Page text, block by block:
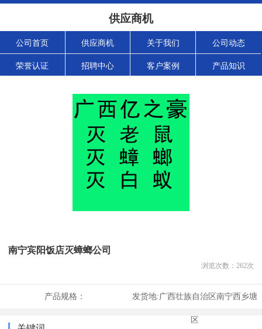
供应商机
公司首页 供应商机 关于我们 公司动态
荣誉认证 招聘中心 客户案例 产品知识
南宁宾阳饭店灭蟑螂公司
浏览次数： 262次
产品规格： 发货地:广西壮族自治区南宁西乡塘
区